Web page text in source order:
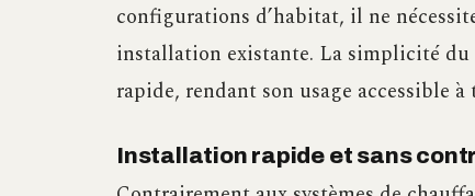
configurations d’habitat, il ne
installation existante. La simplicité
rapide, rendant son usage accessible à
Installation rapide et sans